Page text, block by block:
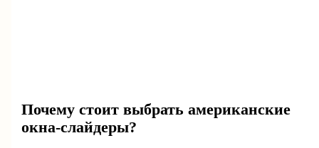
Почему стоит выбрать американские
окна-слайдеры?